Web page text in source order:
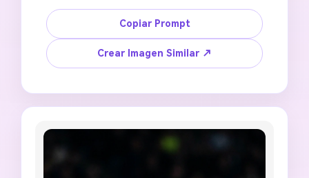
líneas del campo, la iluminación del estadio y el
ángulo de cámara. Crea una imagen de árbitro
de fútbol con tarjeta amarilla con un gesto de
advertencia claro, expresión concentrada,
siluetas de jugadores cercanos, textura verde
estilo de foto deportiva editorial, recorte de
póster 3:2, sin insignia oficial, sin logotipo de
dedos extra, sin caras distorsionadas, sin
palabras generadas aleatoriamente.
Copiar Prompt
Crear Imagen Similar ↗